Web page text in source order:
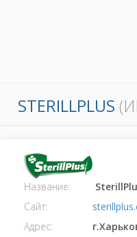
STERILLPLUS
Название:
Сайт:
Адрес: